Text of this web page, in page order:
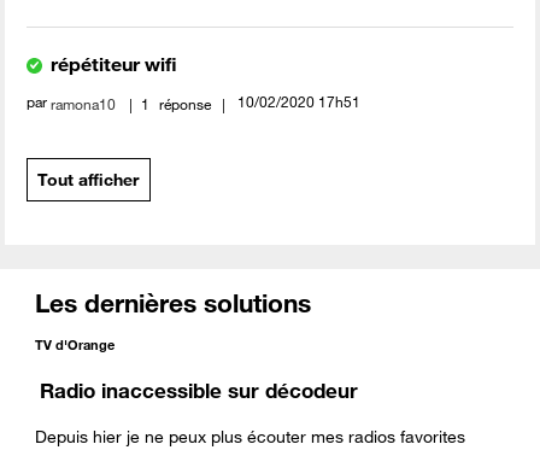
répétiteur wifi
parramona10 1 réponse ‎10/02/2020 17h51
Tout afficher
Les dernières solutions
TV d'Orange
Radio inaccessible sur décodeur
Depuis hier je ne peux plus écouter mes radios favorites